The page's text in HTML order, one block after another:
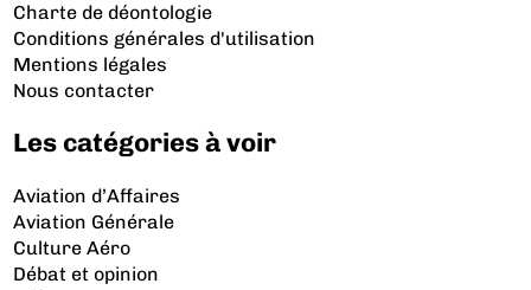
Charte de déontologie
Conditions générales d'utilisation
Mentions légales
Nous contacter
Les catégories à voir
Aviation d’Affaires
Aviation Générale
Culture Aéro
Débat et opinion